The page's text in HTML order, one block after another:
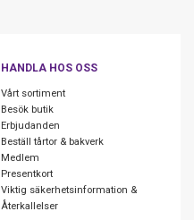
HANDLA HOS OSS
Vårt sortiment
Besök butik
Erbjudanden
Beställ tårtor & bakverk
Medlem
Presentkort
Viktig säkerhetsinformation &
Återkallelser